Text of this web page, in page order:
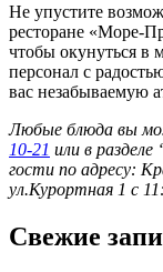
Не упустите
ресторане «Море-
чтобы окунуться
персонал с
вас незабываемую
Любые блюда вы
10-21 или в разделе
гости по адресу:
ул.Курортная 1 с
Свежие